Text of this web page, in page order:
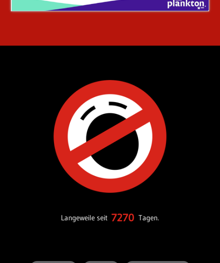
Langeweile seit 7270 Tagen.